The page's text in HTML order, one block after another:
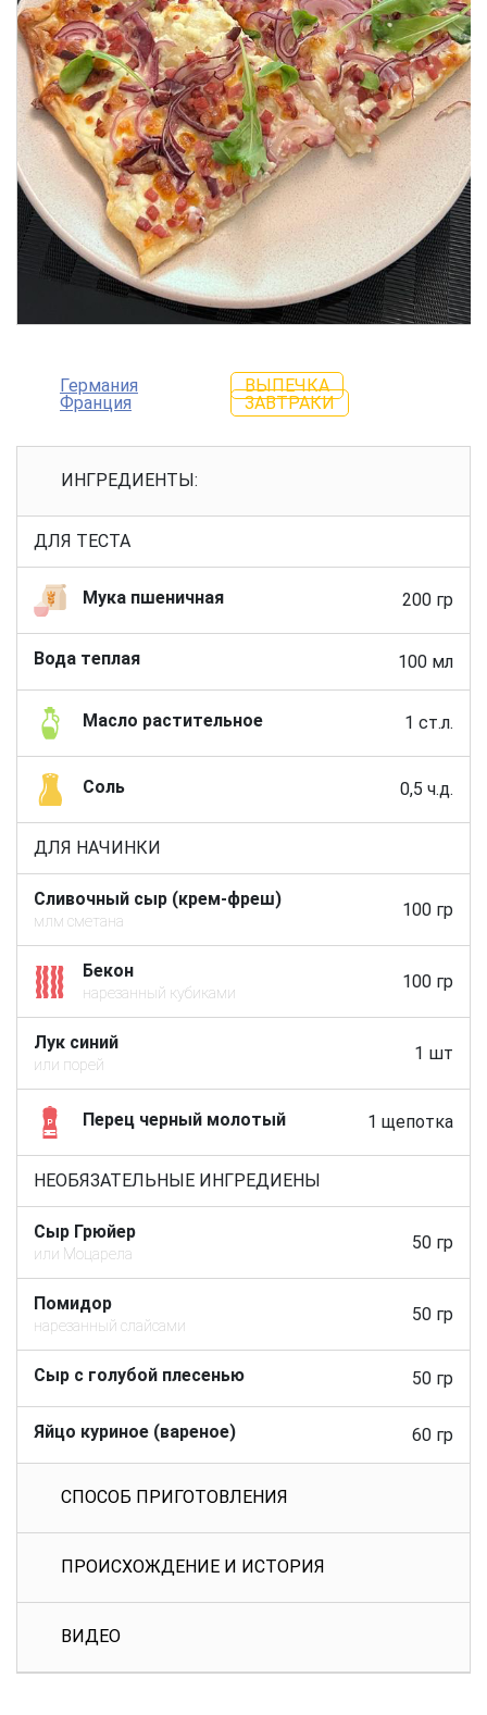
Германия
Франция
ВЫПЕЧКА
ЗАВТРАКИ
ИНГРЕДИЕНТЫ:
ДЛЯ ТЕСТА
Мука пшеничная 200 гр
Вода теплая 100 мл
Масло растительное 1 ст.л.
Соль 0,5 ч.д.
ДЛЯ НАЧИНКИ
Сливочный сыр (крем-фреш)
млм сметана
100 гр
Бекон
нарезанный кубиками
100 гр
Лук синий
или порей
1 шт
Перец черный молотый 1 щепотка
НЕОБЯЗАТЕЛЬНЫЕ ИНГРЕДИЕНЫ
Сыр Грюйер
или Моцарела
50 гр
Помидор
нарезанный слайсами
50 гр
Сыр с голубой плесенью 50 гр
Яйцо куриное (вареное) 60 гр
СПОСОБ ПРИГОТОВЛЕНИЯ
ПРОИСХОЖДЕНИЕ И ИСТОРИЯ
ВИДЕО